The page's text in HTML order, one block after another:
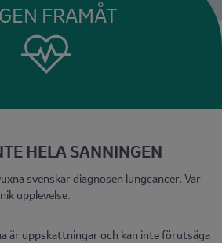
FRAMÅT
HELA SANNINGEN
svenskar diagnosen lungcancer. Var
upplevelse.
är uppskattningar och kan inte förutsäga